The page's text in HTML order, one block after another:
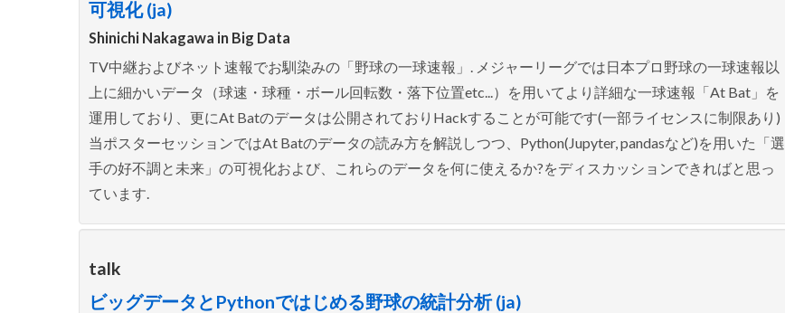
可視化 (ja)
Shinichi Nakagawa in Big Data
TV中継およびネット速報でお馴染みの「野球の一球速報」. メジャーリーグでは日本プロ野球の一球速報以
上に細かいデータ（球速・球種・ボール回転数・落下位置etc...）を用いてより詳細な一球速報「At Bat」を
運用しており、更にAt Batのデータは公開されておりHackすることが可能です(一部ライセンスに制限あり)
当ポスターセッションではAt Batのデータの読み方を解説しつつ、Python(Jupyter, pandasなど)を用いた「選
手の好不調と未来」の可視化および、これらのデータを何に使えるか?をディスカッションできればと思っ
ています.
talk
ビッグデータとPythonではじめる野球の統計分析 (ja)